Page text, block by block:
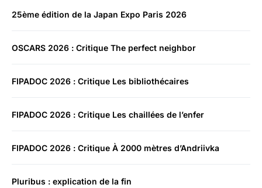
25ème édition de la Japan Expo Paris 2026
OSCARS 2026 : Critique The perfect neighbor
FIPADOC 2026 : Critique Les bibliothécaires
FIPADOC 2026 : Critique Les chaillées de l’enfer
FIPADOC 2026 : Critique À 2000 mètres d’Andriivka
Pluribus : explication de la fin